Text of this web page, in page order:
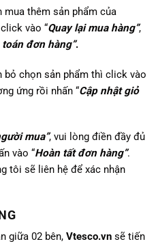
thêm sản phẩm của
vào “Quay lại mua hàng”,
toán đơn hàng”.
bỏ chọn sản phẩm thì click vào
ứng rồi nhấn “Cập nhật giỏ
mua”, vui lòng điền đầy đủ
vào “Hoàn tất đơn hàng”.
tôi sẽ liên hệ để xác nhận
giữa 02 bên, Vtesco.vn sẽ tiến